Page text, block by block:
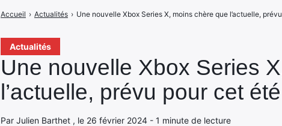
Actualités
Une nouvelle Xbox Series
l’actuelle, prévu pour cet
Par Julien Barthet , le 26 février 2024 - 1 minute de lecture
Accueil › Actualités › Une nouvelle Xbox Series X, moins chère que l’actuelle,